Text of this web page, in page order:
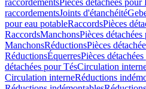
raccordementsPièces détachées pour
raccordementsJoints d'étanchéité
pour eau potableRaccordsPièces
RaccordsManchonsPièces détachées
ManchonsRéductionsPièces
RéductionsÉquerresPièces
détachées pour TésCirculation
Circulation interneRéductions